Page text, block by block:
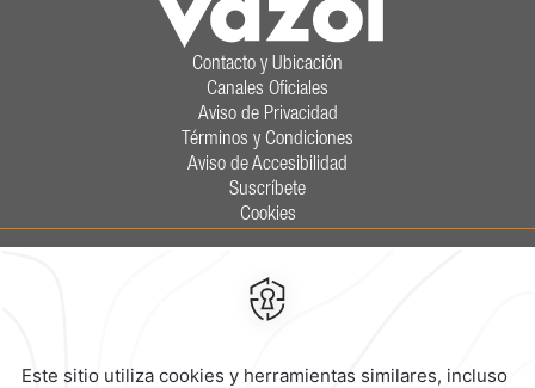
Contacto y Ubicación
Canales Oficiales
Aviso de Privacidad
Términos y Condiciones
Aviso de Accesibilidad
Suscríbete
Cookies
Calzada General Mariano Escobedo
11590,
Reservaciones | 800 901 2300